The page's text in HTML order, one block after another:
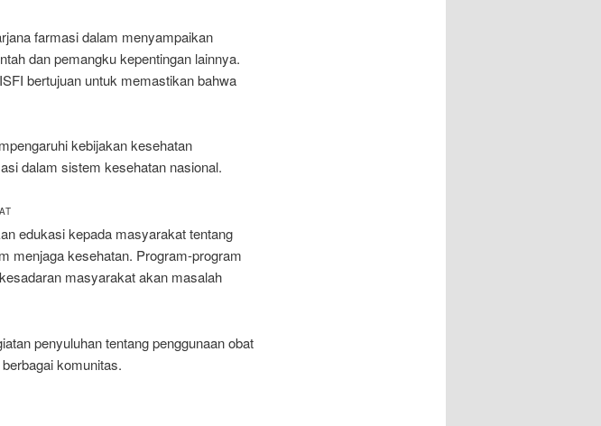
farmasi dalam menyampaikan
dan pemangku kepentingan lainnya.
bertujuan untuk memastikan bahwa
kebijakan kesehatan
dalam sistem kesehatan nasional.
edukasi kepada masyarakat tentang
menjaga kesehatan. Program-program
masyarakat akan masalah
penyuluhan tentang penggunaan obat
komunitas.